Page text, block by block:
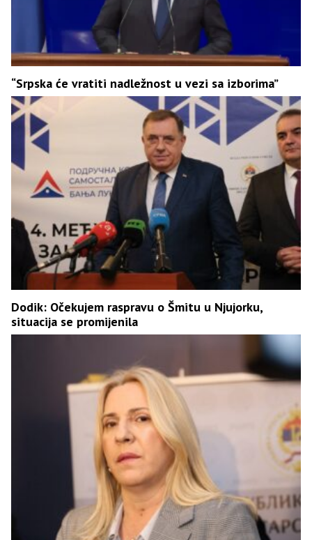
“Srpska će vratiti nadležnost u vezi sa izborima”
Dodik: Očekujem raspravu o Šmitu u Njujorku,
situacija se promijenila